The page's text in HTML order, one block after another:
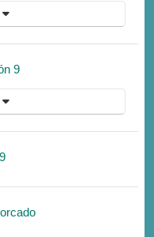
9Quiz
Glossary
Game